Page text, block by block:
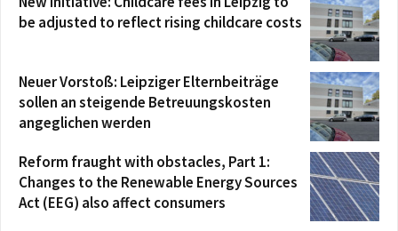
be adjusted to reflect rising childcare costs
Neuer Vorstoß: Leipziger Elternbeiträge
sollen an steigende Betreuungskosten
angeglichen werden
Reform fraught with obstacles, Part 1:
Changes to the Renewable Energy Sources
Act (EEG) also affect consumers